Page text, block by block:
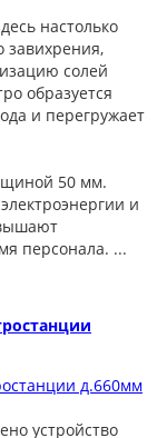
настолько
завихрения,
солей
образуется
и перегружает
50 мм.
и
персонала. ...
устройство